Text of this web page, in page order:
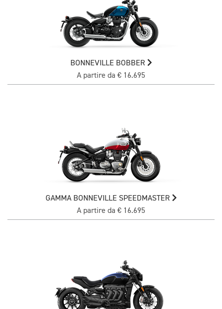
BONNEVILLE BOBBER
A partire da € 16.695
GAMMA BONNEVILLE SPEEDMASTER
A partire da € 16.695